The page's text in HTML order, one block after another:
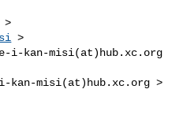
>
>
i-kan-misi(at)hub.xc.org